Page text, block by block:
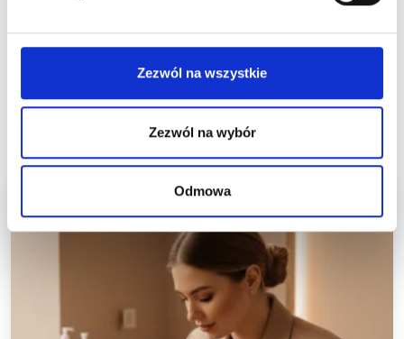
Zezwól na wszystkie
Zezwól na wybór
Odmowa
Dowiedz sie więcej